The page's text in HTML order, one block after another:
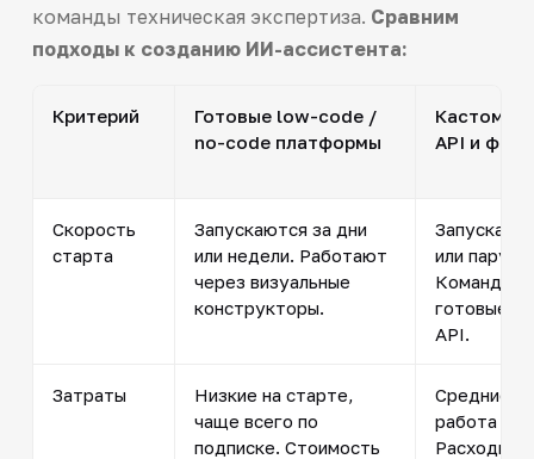
команды техническая экспертиза. Сравним
подходы к созданию ИИ-ассистента:
Критерий
Готовые low-code /
no-code платформы
API и
Скорость
старта
Запускаются за дни
или недели. Работают
через визуальные
конструкторы.
или пару
Команда
готовые
API.
Затраты
Низкие на старте,
чаще всего по
подписке. Стоимость
Средние:
работа
Расходы